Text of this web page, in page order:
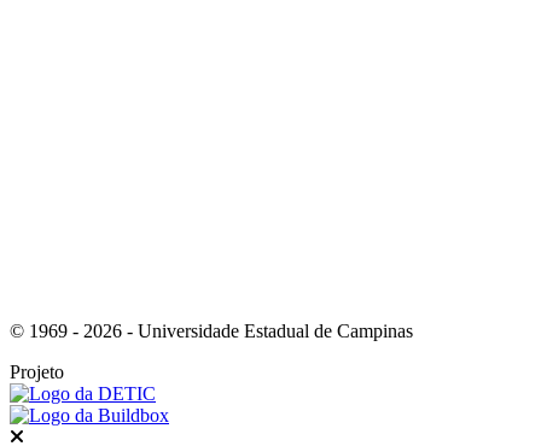
© 1969 - 2026 - Universidade Estadual de Campinas
Projeto